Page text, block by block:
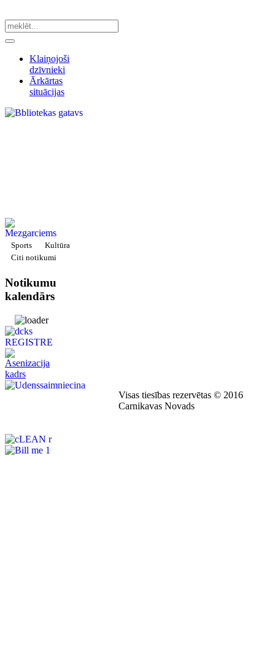
Klaiņojoši
dzīvnieki
Ārkārtas
situācijas
Sports
Kultūra
Citi notikumi
Notikumu
kalendārs
Visas tiesības rezervētas © 2016
Carnikavas Novads